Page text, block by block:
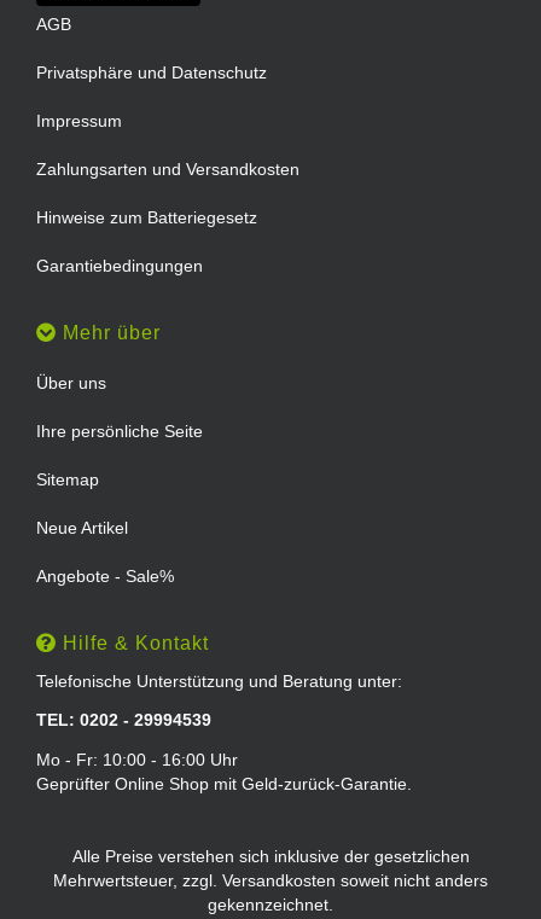
AGB
Privatsphäre und Datenschutz
Impressum
Zahlungsarten und Versandkosten
Hinweise zum Batteriegesetz
Garantiebedingungen
Mehr über
Über uns
Ihre persönliche Seite
Sitemap
Neue Artikel
Angebote - Sale%
Hilfe & Kontakt
Telefonische Unterstützung und Beratung unter:
TEL: 0202 - 29994539
Mo - Fr: 10:00 - 16:00 Uhr
Geprüfter Online Shop mit Geld-zurück-Garantie.
Alle Preise verstehen sich inklusive der gesetzlichen
Mehrwertsteuer, zzgl. Versandkosten soweit nicht anders
gekennzeichnet.